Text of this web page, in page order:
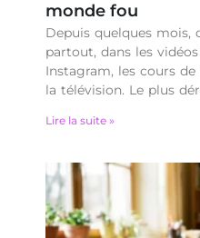
monde fou
Depuis quelques mois,
partout, dans les
Instagram, les cours
la télévision. Le plus
Lire la suite »